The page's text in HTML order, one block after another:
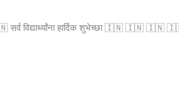
हार्दिक शुभेच्छा 🇮🇳 🇮🇳